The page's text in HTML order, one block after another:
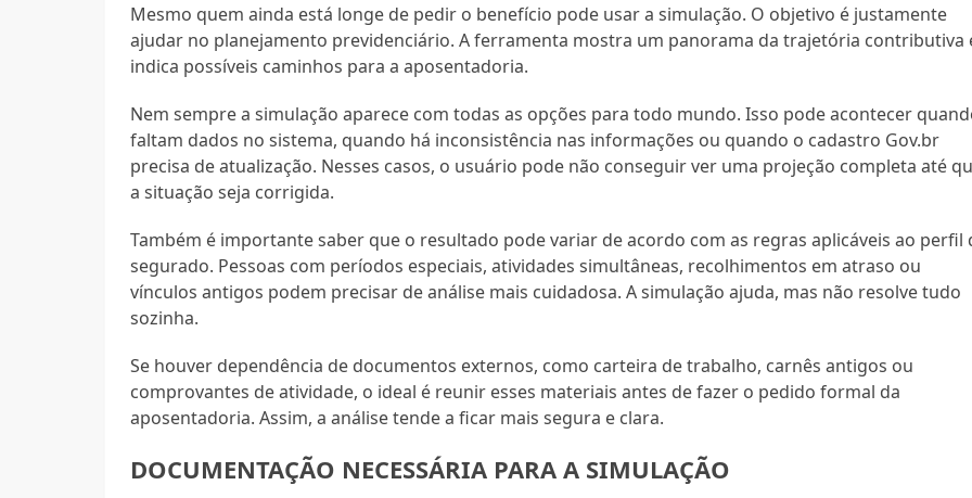
Mesmo quem ainda está longe de pedir o benefício pode usar a simulação. O objetivo é justamente
ajudar no planejamento previdenciário. A ferramenta mostra um panorama da trajetória contributiva
indica possíveis caminhos para a aposentadoria.
Nem sempre a simulação aparece com todas as opções para todo mundo. Isso pode acontecer
faltam dados no sistema, quando há inconsistência nas informações ou quando o cadastro Gov.br
precisa de atualização. Nesses casos, o usuário pode não conseguir ver uma projeção completa até
a situação seja corrigida.
Também é importante saber que o resultado pode variar de acordo com as regras aplicáveis ao perfil
segurado. Pessoas com períodos especiais, atividades simultâneas, recolhimentos em atraso ou
vínculos antigos podem precisar de análise mais cuidadosa. A simulação ajuda, mas não resolve tudo
sozinha.
Se houver dependência de documentos externos, como carteira de trabalho, carnês antigos ou
comprovantes de atividade, o ideal é reunir esses materiais antes de fazer o pedido formal da
aposentadoria. Assim, a análise tende a ficar mais segura e clara.
DOCUMENTAÇÃO NECESSÁRIA PARA A SIMULAÇÃO